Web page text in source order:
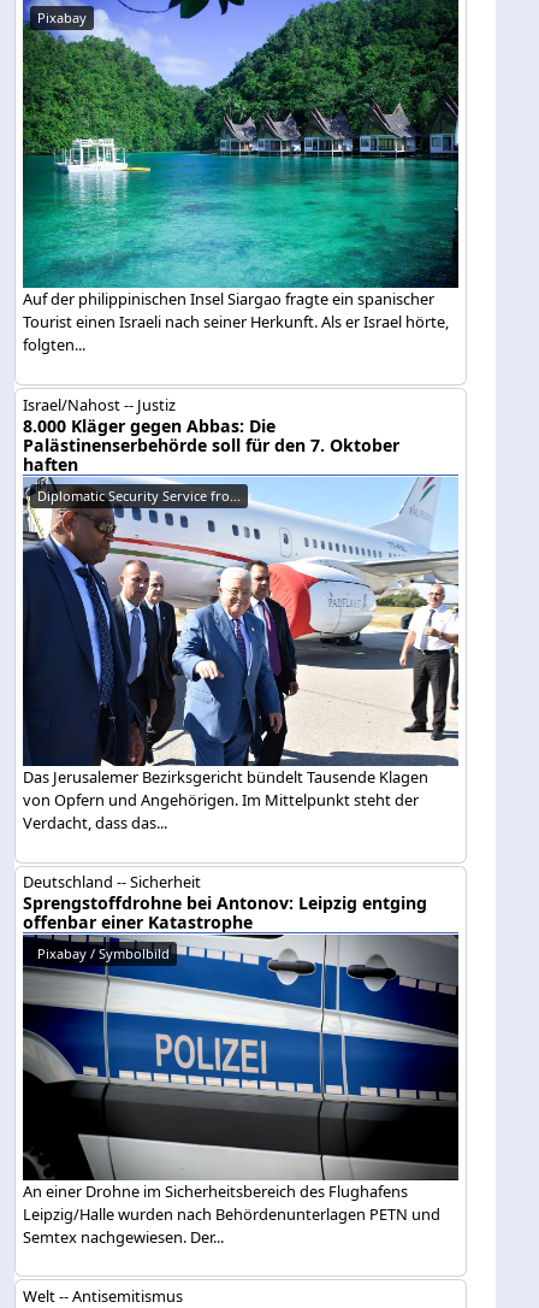
Pixabay
Auf der philippinischen Insel Siargao fragte ein spanischer
Tourist einen Israeli nach seiner Herkunft. Als er Israel hörte,
folgten...
Israel/Nahost -- Justiz
8.000 Kläger gegen Abbas: Die
Palästinenserbehörde soll für den 7. Oktober
haften
Diplomatic Security Service fro...
Das Jerusalemer Bezirksgericht bündelt Tausende Klagen
von Opfern und Angehörigen. Im Mittelpunkt steht der
Verdacht, dass das...
Deutschland -- Sicherheit
Sprengstoffdrohne bei Antonov: Leipzig entging
offenbar einer Katastrophe
Pixabay / Symbolbild
An einer Drohne im Sicherheitsbereich des Flughafens
Leipzig/Halle wurden nach Behördenunterlagen PETN und
Semtex nachgewiesen. Der...
Welt -- Antisemitismus